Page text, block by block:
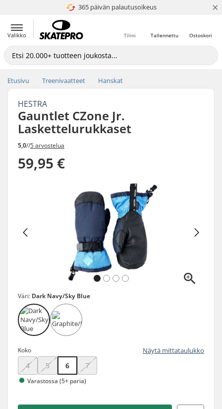
365 päivän palautusoikeus
4.8 / 5 ×
Valikko Ostoskori
Tallennettu
Tilini
Etusivu Treenivaatteet Hanskat
HESTRA
Gauntlet CZone Jr.
Laskettelurukkaset
5,0//5 arvostelua
59,95 €
Väri: Dark Navy/Sky Blue
Koko Näytä mittataulukko
4 5 6 7
Varastossa (5+ paria)